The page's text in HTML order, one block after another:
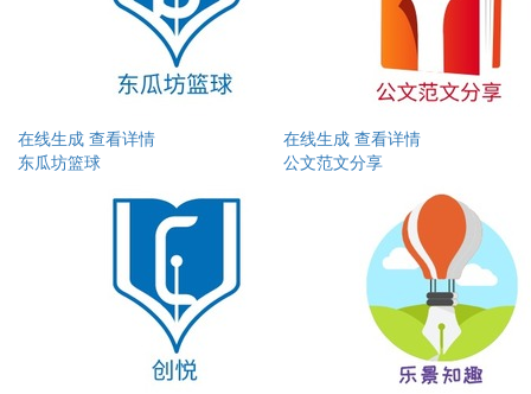
在线生成 查看详情
东瓜坊篮球
在线生成 查看详情
公文范文分享